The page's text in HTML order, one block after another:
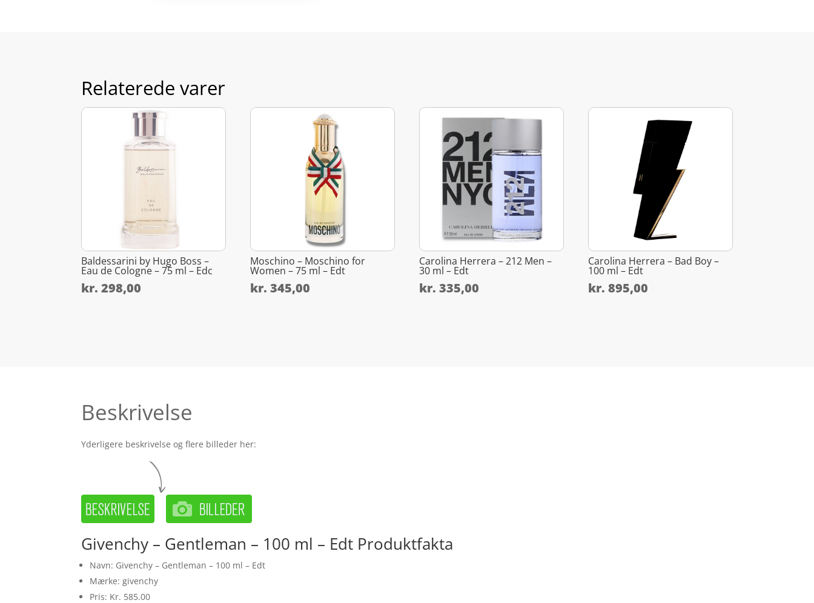
Relaterede varer
Baldessarini by Hugo Boss –
Eau de Cologne – 75 ml – Edc
kr. 298,00
Moschino – Moschino for
Women – 75 ml – Edt
kr. 345,00
Carolina Herrera – 212 Men –
30 ml – Edt
kr. 335,00
Carolina Herrera – Bad Boy –
100 ml – Edt
kr. 895,00
Beskrivelse
Yderligere beskrivelse og flere billeder her:
Givenchy – Gentleman – 100 ml – Edt Produktfakta
Navn: Givenchy – Gentleman – 100 ml – Edt
Mærke: givenchy
Pris: Kr. 585.00